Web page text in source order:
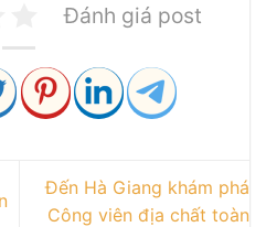
Đánh giá post
Đến Hà Giang khám phá
Công viên địa chất toàn